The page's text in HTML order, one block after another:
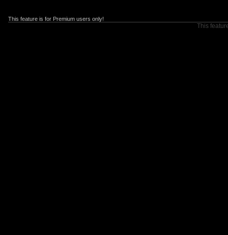
This feature is for Premium users only!
This